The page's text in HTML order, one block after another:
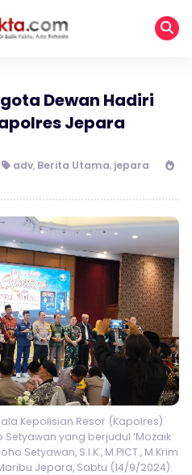
Dewan Hadiri
Jepara
adv, Berita Utama, jepara
Kepolisian Resor (Kapolres)
Setyawan yang berjudul ‘Mozaik
Setyawan, S.I.K., M.PICT., M.Krim
Jepara, Sabtu (14/9/2024).